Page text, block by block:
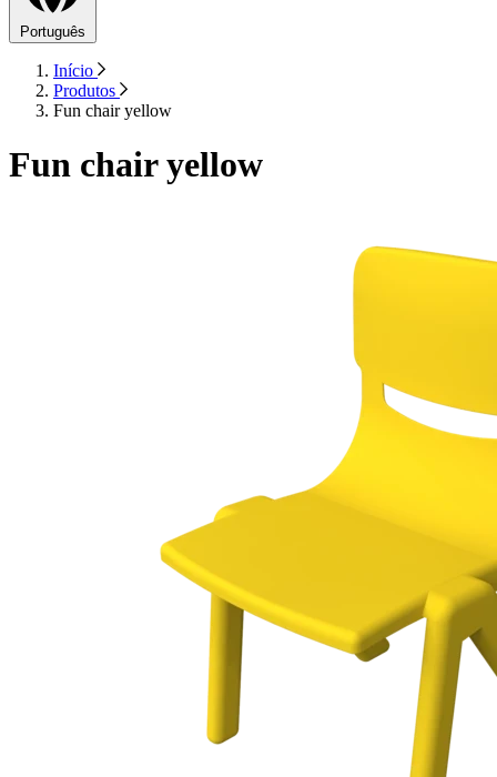
Português
Início
Produtos
Fun chair yellow
Fun chair yellow